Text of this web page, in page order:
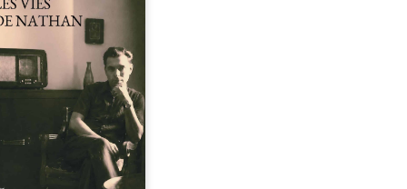
fois, Stéphane Ezra,
a pu communiquer
son père, disparu depuis
vingt ans et qu’il n’a
connu. De ce dialogue
la mort naissent des
qui retracent une vie
par la Seconde
mondiale, une identité
juive brisée, la guerre ...